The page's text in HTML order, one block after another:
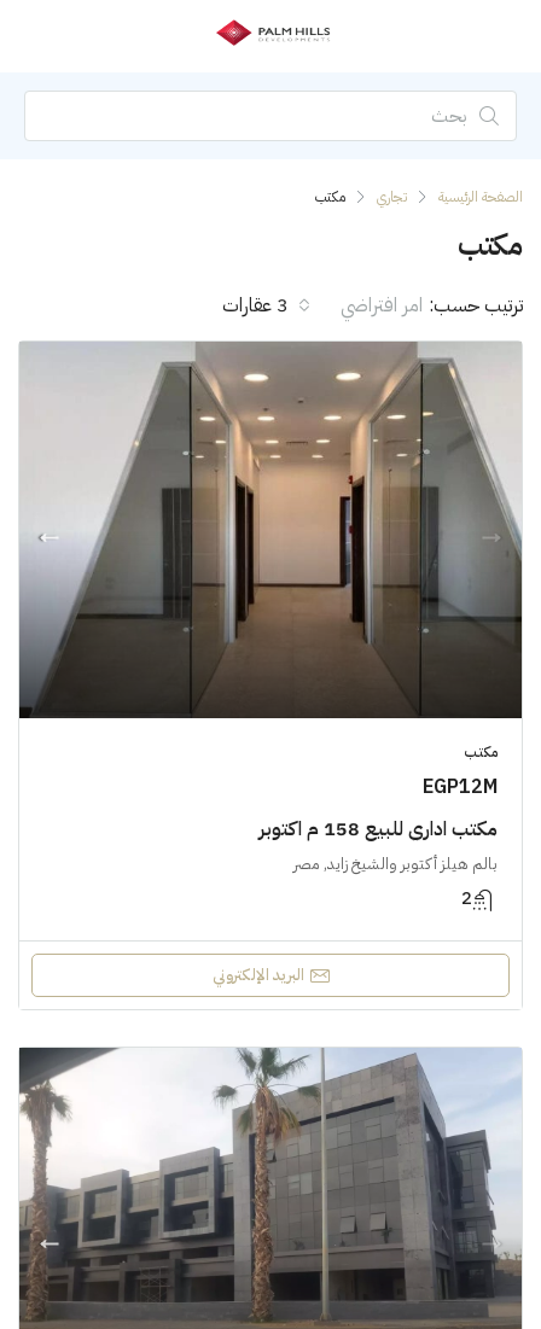
الصفحة الرئيسية تجاري مكتب
مكتب
3 عقارات ترتيب حسب: امر افتراضي
مكتب
EGP12M
مكتب اداري للبيع 158 م اكتوبر
بالم هيلز أكتوبر والشيخ زايد, مصر
2
البريد الإلكتروني